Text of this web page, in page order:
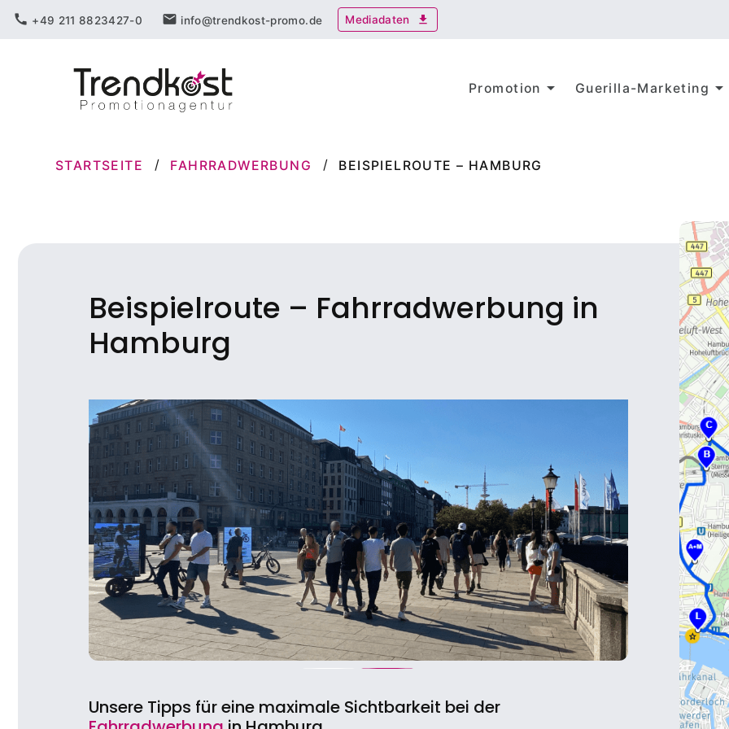
Zum
call +49 211 8823427-0 mail info@trendkost-promo.de Mediadaten download
Promotion arrow_drop_down Guerilla-Marketing arrow_drop_down
STARTSEITE FAHRRADWERBUNG BEISPIELROUTE – HAMBURG
Beispielroute – Fahrradwerbung in
Hamburg
Unsere Tipps für eine maximale Sichtbarkeit bei der